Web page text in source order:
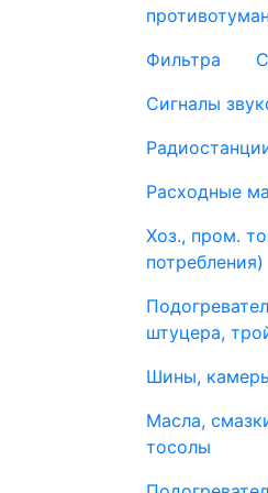
Фильтра
Сигналы
Расходные
Хоз., пром.
потребления)
штуцера,
Шины,
Масла,
тосолы